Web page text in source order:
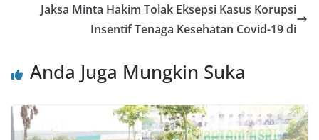
Jaksa Minta Hakim Tolak Eksepsi Kasus Korupsi
Insentif Tenaga Kesehatan Covid-19 di
Anda Juga Mungkin Suka